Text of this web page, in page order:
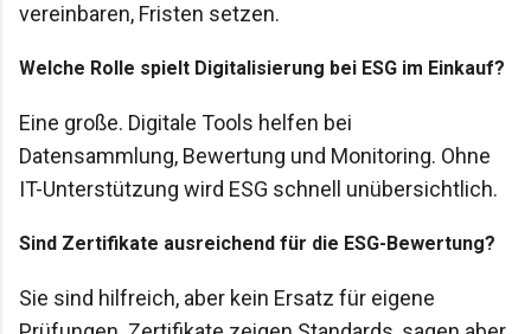
vereinbaren, Fristen setzen.
Welche Rolle spielt Digitalisierung bei ESG im Einkauf?
Eine große. Digitale Tools helfen bei
Datensammlung, Bewertung und Monitoring. Ohne
IT-Unterstützung wird ESG schnell unübersichtlich.
Sind Zertifikate ausreichend für die ESG-Bewertung?
Sie sind hilfreich, aber kein Ersatz für eigene